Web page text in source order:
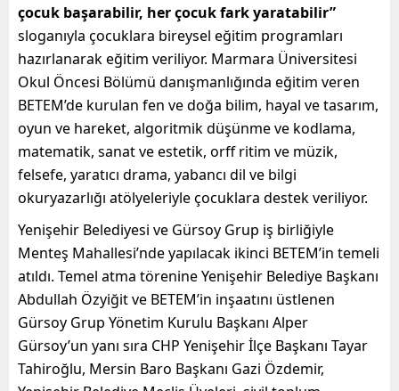
çocuk başarabilir, her çocuk fark yaratabilir”
sloganıyla çocuklara bireysel eğitim programları
hazırlanarak eğitim veriliyor. Marmara Üniversitesi
Okul Öncesi Bölümü danışmanlığında eğitim veren
BETEM’de kurulan fen ve doğa bilim, hayal ve tasarım,
oyun ve hareket, algoritmik düşünme ve kodlama,
matematik, sanat ve estetik, orff ritim ve müzik,
felsefe, yaratıcı drama, yabancı dil ve bilgi
okuryazarlığı atölyeleriyle çocuklara destek veriliyor.
Yenişehir Belediyesi ve Gürsoy Grup iş birliğiyle
Menteş Mahallesi’nde yapılacak ikinci BETEM’in temeli
atıldı. Temel atma törenine Yenişehir Belediye Başkanı
Abdullah Özyiğit ve BETEM’in inşaatını üstlenen
Gürsoy Grup Yönetim Kurulu Başkanı Alper
Gürsoy’un yanı sıra CHP Yenişehir İlçe Başkanı Tayar
Tahiroğlu, Mersin Baro Başkanı Gazi Özdemir,